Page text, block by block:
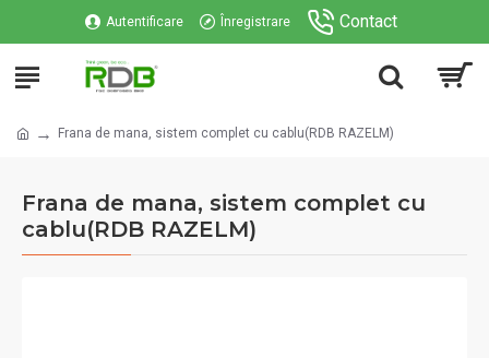
Autentificare Înregistrare Contact
Frana de mana, sistem complet cu cablu(RDB RAZELM)
Frana de mana, sistem complet cu
cablu(RDB RAZELM)